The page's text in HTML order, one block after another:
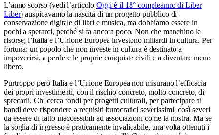
L’anno scorso (vedi l’articolo Oggi è il 18° compleanno di Liber
Liber) auspicavamo la nascita di un progetto pubblico di
conservazione digitale di libri e musica, ma dobbiamo essere in
pochi a sperarci, perché si fa ancora poco. Non che manchino le
risorse; l’Italia e l’Unione Europea investono miliardi in cultura. Per
fortuna: un popolo che non investe in cultura è destinato a
impoverirsi, a perdere le proprie conquiste civili e a diventare meno
libero.
Purtroppo però Italia e l’Unione Europea non misurano l’efficacia
dei propri investimenti, con il rischio concreto, molto concreto, di
sprecarli. Chi cerca fondi per progetti culturali, per partecipare ai
bandi deve rispondere a requisiti burocratici severissimi, così severi
da essere di fatto inaccessibili ad associazioni come la nostra. Ma se
la soglia di ingresso è praticamente invalicabile, una volta ottenuti i